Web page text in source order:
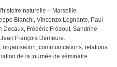
naturelle – Marseille.
Bianchi, Vincenzo Legnante, Paul
Decaux, Frédéric Frédout, Sandrine
François Demeure.
organisation, communications, relations
de la journée de séminaire.